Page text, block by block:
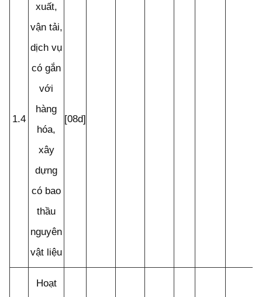
1.4
xuất,
vận tải,
dịch vụ
có gắn
với
hàng
hóa,
xây
dựng
có bao
thầu
nguyên
vật liệu
[08d]
Hoạt